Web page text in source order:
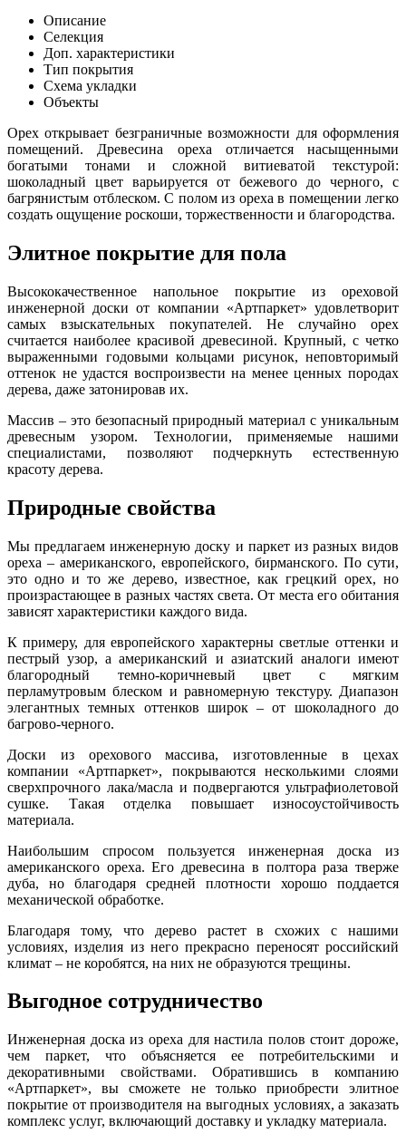
Описание
Селекция
Доп. характеристики
Тип покрытия
Схема укладки
Объекты
Орех открывает безграничные возможности для оформления
помещений. Древесина ореха отличается насыщенными
богатыми тонами и сложной витиеватой текстурой:
шоколадный цвет варьируется от бежевого до черного, с
багрянистым отблеском. С полом из ореха в помещении легко
создать ощущение роскоши, торжественности и благородства.
Элитное покрытие для пола
Высококачественное напольное покрытие из ореховой
инженерной доски от компании «Артпаркет» удовлетворит
самых взыскательных покупателей. Не случайно орех
считается наиболее красивой древесиной. Крупный, с четко
выраженными годовыми кольцами рисунок, неповторимый
оттенок не удастся воспроизвести на менее ценных породах
дерева, даже затонировав их.
Массив – это безопасный природный материал с уникальным
древесным узором. Технологии, применяемые нашими
специалистами, позволяют подчеркнуть естественную
красоту дерева.
Природные свойства
Мы предлагаем инженерную доску и паркет из разных видов
ореха – американского, европейского, бирманского. По сути,
это одно и то же дерево, известное, как грецкий орех, но
произрастающее в разных частях света. От места его обитания
зависят характеристики каждого вида.
К примеру, для европейского характерны светлые оттенки и
пестрый узор, а американский и азиатский аналоги имеют
благородный темно-коричневый цвет с мягким
перламутровым блеском и равномерную текстуру. Диапазон
элегантных темных оттенков широк – от шоколадного до
багрово-черного.
Доски из орехового массива, изготовленные в цехах
компании «Артпаркет», покрываются несколькими слоями
сверхпрочного лака/масла и подвергаются ультрафиолетовой
сушке. Такая отделка повышает износоустойчивость
материала.
Наибольшим спросом пользуется инженерная доска из
американского ореха. Его древесина в полтора раза тверже
дуба, но благодаря средней плотности хорошо поддается
механической обработке.
Благодаря тому, что дерево растет в схожих с нашими
условиях, изделия из него прекрасно переносят российский
климат – не коробятся, на них не образуются трещины.
Выгодное сотрудничество
Инженерная доска из ореха для настила полов стоит дороже,
чем паркет, что объясняется ее потребительскими и
декоративными свойствами. Обратившись в компанию
«Артпаркет», вы сможете не только приобрести элитное
покрытие от производителя на выгодных условиях, а заказать
комплекс услуг, включающий доставку и укладку материала.